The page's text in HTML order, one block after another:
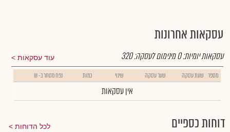
עסקאות אחרונות
עוד עסקאות עסקאות יומיות:0מינימום לעסקה:320
מספר שעת עסקה שער עסקה שינוי כמות נפח מסחר ב- ₪
אין עסקאות
דוחות כספיים לכל הדוחות